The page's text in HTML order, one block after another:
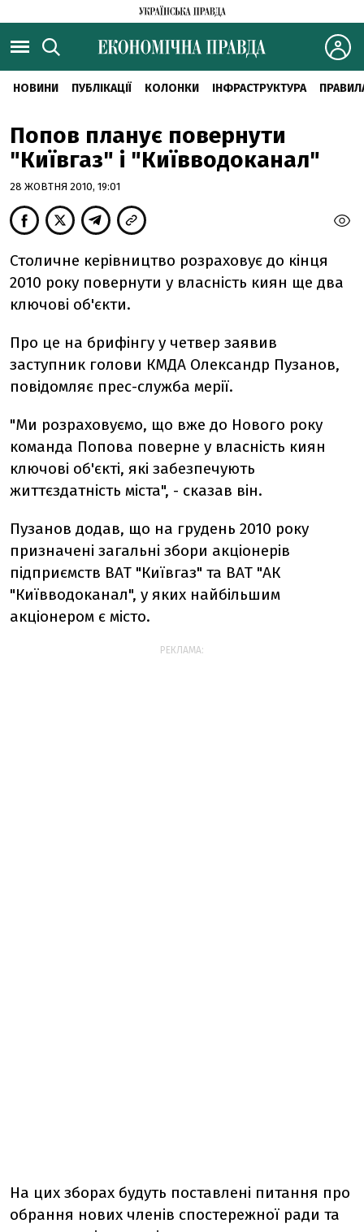
НОВИНИ ПУБЛІКАЦІЇ КОЛОНКИ ІНФРАСТРУКТУРА
Попов планує повернути
"Київгаз" і "Київводоканал"
28 ЖОВТНЯ 2010, 19:01
Столичне керівництво розраховує до кінця
2010 року повернути у власність киян ще два
ключові об'єкти.
Про це на брифінгу у четвер заявив
заступник голови КМДА Олександр Пузанов,
повідомляє прес-служба мерії.
"Ми розраховуємо, що вже до Нового року
команда Попова поверне у власність киян
ключові об'єкті, які забезпечують
життєздатність міста", - сказав він.
Пузанов додав, що на грудень 2010 року
призначені загальні збори акціонерів
підприємств ВАТ "Київгаз" та ВАТ "АК
"Київводоканал", у яких найбільшим
акціонером є місто.
РЕКЛАМА:
На цих зборах будуть поставлені питання про
обрання нових членів спостережної ради та